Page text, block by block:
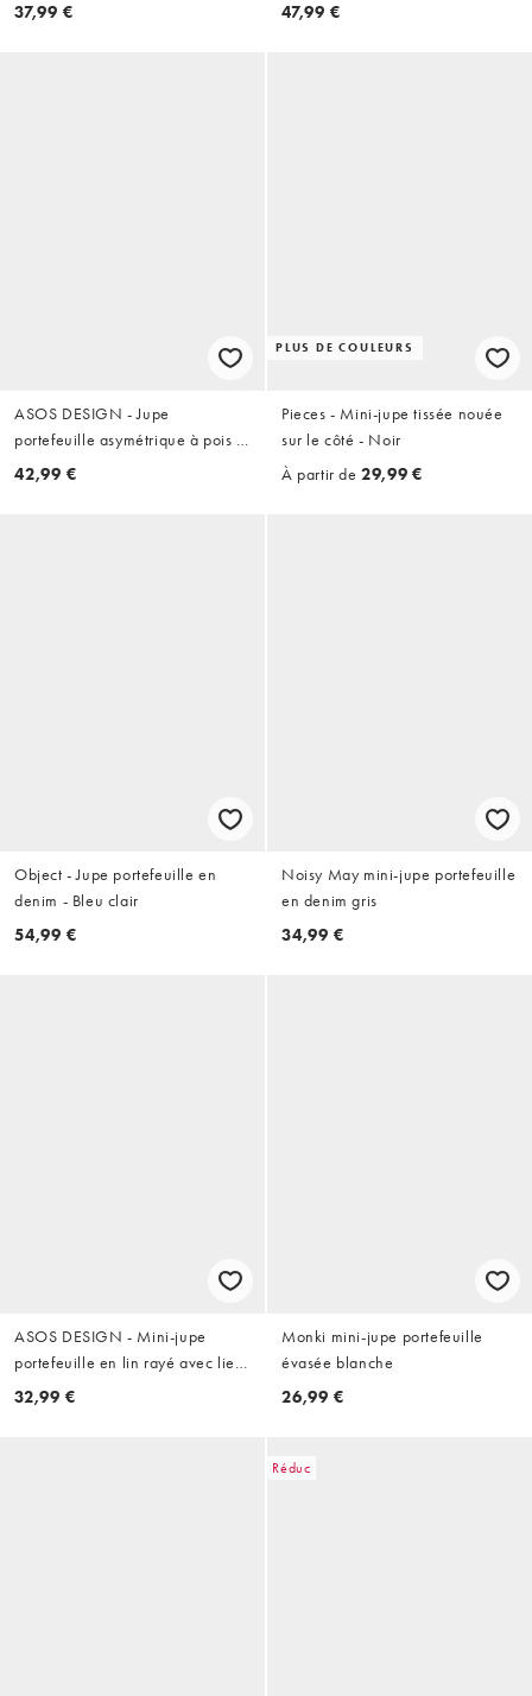
37,99 €
47,99 €
ASOS DESIGN - Jupe
portefeuille asymétrique à pois -
Marron
42,99 €
PLUS DE COULEURS
Pieces - Mini-jupe tissée nouée
sur le côté - Noir
À partir de 29,99 €
Object - Jupe portefeuille en
denim - Bleu clair
54,99 €
Noisy May mini-jupe portefeuille
en denim gris
34,99 €
ASOS DESIGN - Mini-jupe
portefeuille en lin rayé avec liens
noués - Neutre
32,99 €
Monki mini-jupe portefeuille
évasée blanche
26,99 €
Réduc